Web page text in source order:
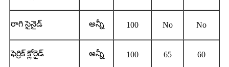
రాగి సైనైడ్ అన్నీ 100 No No
ఫెర్రిక్ క్లోరైడ్ అన్నీ 100 65 60